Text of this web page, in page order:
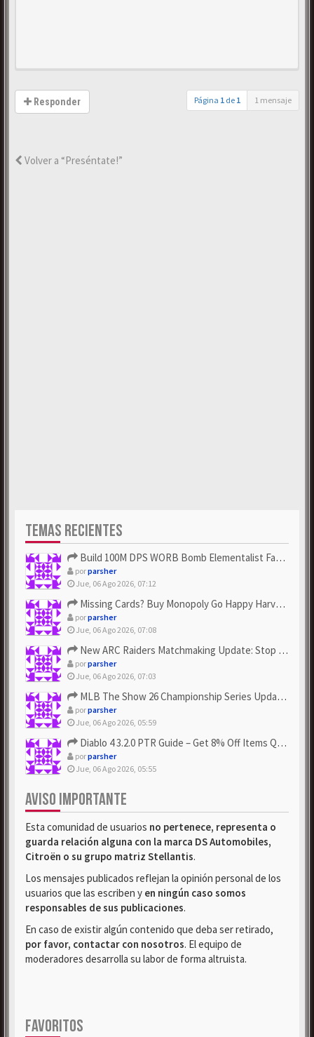
Responder Página 1 de 1 1 mensaje
Volver a “Preséntate!”
TEMAS RECIENTES
Build 100M DPS WORB Bomb Elementalist Fast - Grab POE Curren...
porparsher
Jue, 06 Ago 2026, 07:12
Missing Cards? Buy Monopoly Go Happy Harvest with Looney Tun...
porparsher
Jue, 06 Ago 2026, 07:08
New ARC Raiders Matchmaking Update: Stop Failed - Grab Bluep...
porparsher
Jue, 06 Ago 2026, 07:03
MLB The Show 26 Championship Series Update! Get Cheap & ...
porparsher
Jue, 06 Ago 2026, 05:59
Diablo 4 3.2.0 PTR Guide – Get 8% Off Items Quickly to Test ...
porparsher
Jue, 06 Ago 2026, 05:55
AVISO IMPORTANTE
Esta comunidad de usuarios no pertenece, representa o
guarda relación alguna con la marca DS Automobiles,
Citroën o su grupo matriz Stellantis.
Los mensajes publicados reflejan la opinión personal de los
usuarios que las escriben y en ningún caso somos
responsables de sus publicaciones.
En caso de existir algún contenido que deba ser retirado,
por favor, contactar con nosotros. El equipo de
moderadores desarrolla su labor de forma altruista.
FAVORITOS